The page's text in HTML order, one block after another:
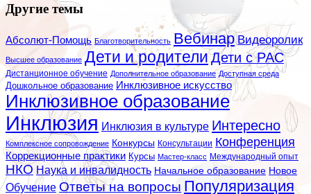
Другие темы
Абсолют-Помощь Благотворительность Вебинар Видеоролик
Высшее образование Дети и родители Дети с РАС
Дистанционное обучение Дополнительное образование Доступная среда
Дошкольное образование Инклюзивное искусство
Инклюзивное образование
Инклюзия Инклюзия в культуре Интересно
Комплексное сопровождение Конкурсы Консультации Конференция
Коррекционные практики Курсы Мастер-класс Международный опыт
НКО Наука и инвалидность Начальное образование Новое
Обучение Ответы на вопросы Популяризация